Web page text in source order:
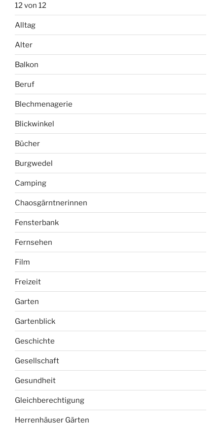
12 von 12
Alltag
Alter
Balkon
Beruf
Blechmenagerie
Blickwinkel
Bücher
Burgwedel
Camping
Chaosgärntnerinnen
Fensterbank
Fernsehen
Film
Freizeit
Garten
Gartenblick
Geschichte
Gesellschaft
Gesundheit
Gleichberechtigung
Herrenhäuser Gärten